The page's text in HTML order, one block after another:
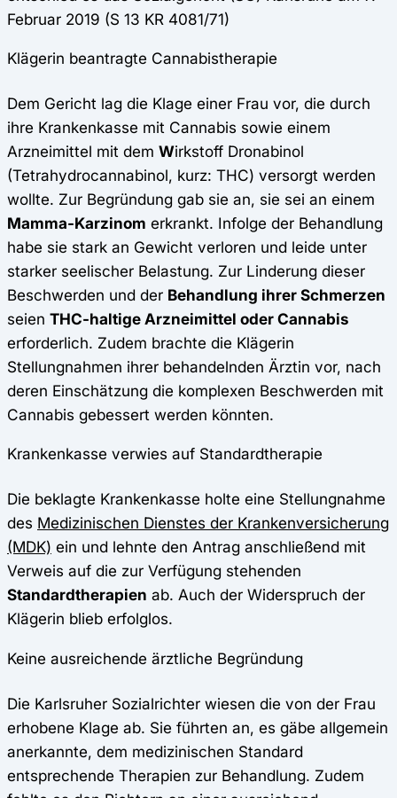
Februar 2019 (S 13 KR 4081/71)
Klägerin beantragte Cannabistherapie
Dem Gericht lag die Klage einer Frau vor, die durch
ihre Krankenkasse mit Cannabis sowie einem
Arzneimittel mit dem Wirkstoff Dronabinol
(Tetrahydrocannabinol, kurz: THC) versorgt werden
wollte. Zur Begründung gab sie an, sie sei an einem
Mamma-Karzinom erkrankt. Infolge der Behandlung
habe sie stark an Gewicht verloren und leide unter
starker seelischer Belastung. Zur Linderung dieser
Beschwerden und der Behandlung ihrer Schmerzen
seien THC-haltige Arzneimittel oder Cannabis
erforderlich. Zudem brachte die Klägerin
Stellungnahmen ihrer behandelnden Ärztin vor, nach
deren Einschätzung die komplexen Beschwerden mit
Cannabis gebessert werden könnten.
Krankenkasse verwies auf Standardtherapie
Die beklagte Krankenkasse holte eine Stellungnahme
des Medizinischen Dienstes der Krankenversicherung
(MDK) ein und lehnte den Antrag anschließend mit
Verweis auf die zur Verfügung stehenden
Standardtherapien ab. Auch der Widerspruch der
Klägerin blieb erfolglos.
Keine ausreichende ärztliche Begründung
Die Karlsruher Sozialrichter wiesen die von der Frau
erhobene Klage ab. Sie führten an, es gäbe allgemein
anerkannte, dem medizinischen Standard
entsprechende Therapien zur Behandlung. Zudem